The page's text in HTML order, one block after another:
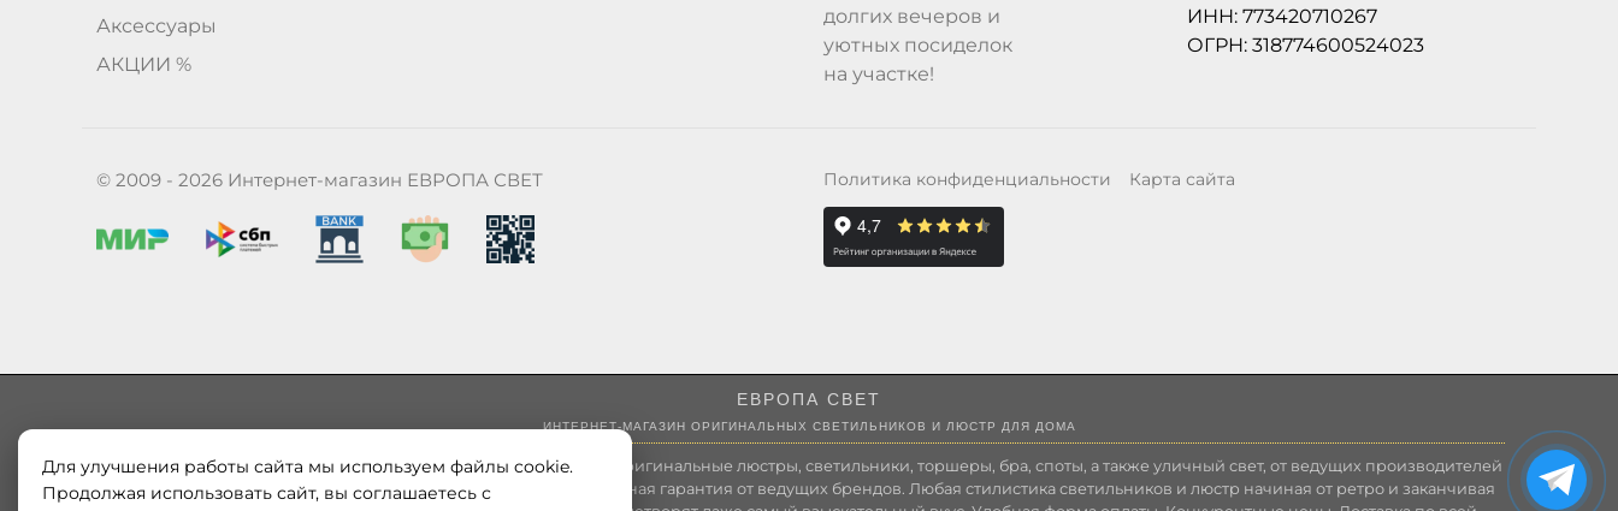
Аксессуары
АКЦИИ %
долгих вечеров и
уютных посиделок
на участке!
ИНН: 773420710267
ОГРН: 318774600524023
© 2009 - 2026 Интернет-магазин ЕВРОПА СВЕТ Политика конфиденциальности Карта сайта
ЕВРОПА СВЕТ
ИНТЕРНЕТ-МАГАЗИН ОРИГИНАЛЬНЫХ СВЕТИЛЬНИКОВ И ЛЮСТР ДЛЯ ДОМА
Наш магазин «ЕВРОПА СВЕТ» поставляет и продает в России оригинальные люстры, светильники, торшеры, бра, споты, а также уличный свет, от ведущих производителей
Европы и России. Только оригинальная продукция. Полноценная гарантия от ведущих брендов. Любая стилистика светильников и люстр начиная от ретро и заканчивая
Для улучшения работы сайта мы используем файлы cookie.
Продолжая использовать сайт, вы соглашаетесь с